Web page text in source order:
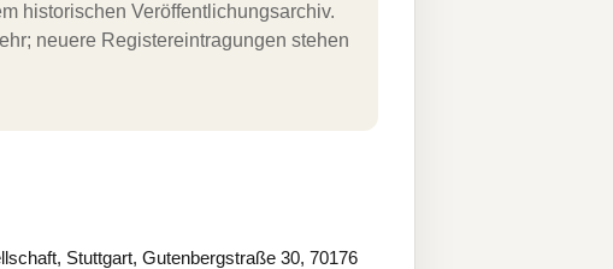
historischen Veröffentlichungsarchiv.
neuere Registereintragungen stehen
Stuttgart, Gutenbergstraße 30, 70176